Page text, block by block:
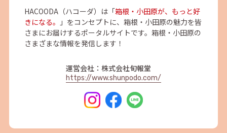
HACOODA（ハコーダ）は「箱根・小田原が、もっと好
きになる。
」をコンセプトに、箱根・小田原の魅力を皆
さまにお届けするポータルサイトです。箱根・小田原の
さまざまな情報を発信します！
運営会社：株式会社旬報堂
https://www.shunpodo.com/